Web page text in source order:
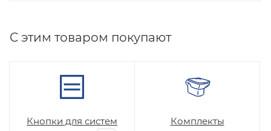
C этим товаром покупают
Кнопки для систем
Комплекты